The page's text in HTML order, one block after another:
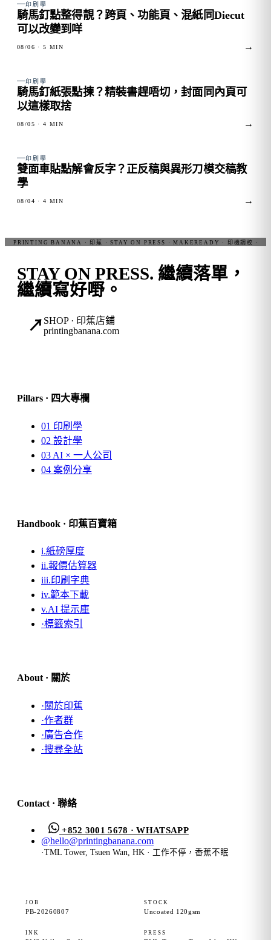
FIG. 01
印刷學
騎馬釘點整得靚？跨頁、功能頁、混紙同Diecut
可以改變到咩
08/06 · 5 MIN →
FIG. 02
印刷學
騎馬釘紙張點揀？精裝書趕唔切，封面同內頁可
以這樣取捨
08/05 · 4 MIN →
FIG. 03
印刷學
雙面車貼點解會反字？正反稿與異形刀模交稿教
學
08/04 · 4 MIN →
STAY ON PRESS. 繼續落單，
繼續寫好嘢。
↗ SHOP · 印蕉店鋪
printingbanana.com
Pillars · 四大專欄
01 印刷學
02 設計學
03 AI × 一人公司
04 案例分享
Handbook · 印蕉百寶箱
i.紙磅厚度
ii.報價估算器
iii.印刷字典
iv.範本下載
v.AI 提示庫
·標籤索引
About · 關於
·關於印蕉
·作者群
·廣告合作
·搜尋全站
Contact · 聯絡
+852 3001 5678 · WHATSAPP
@hello@printingbanana.com
·TML Tower, Tsuen Wan, HK · 工作不停，香蕉不眠
JOB
PB-20260807
STOCK
Uncoated 120gsm
INK PRESS